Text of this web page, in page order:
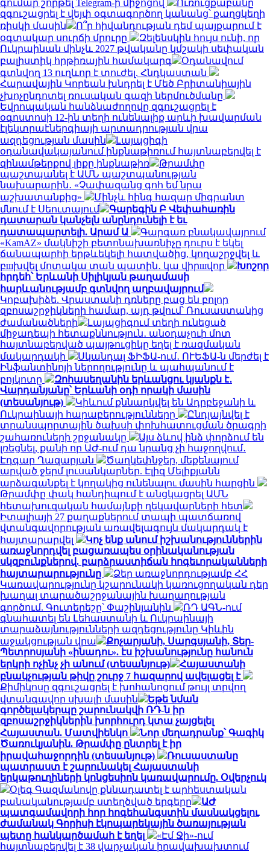
գումար շորթել Telegram-ի միջոցով
Ուռուցքաբանը
զգուշացրել է վեյփ օգտագործող կանանց՝ քաղցկեղի
ռիսկի մասին
Ո՞ր հիվանդության դեմ պայքարում է
օգտակար սուրճի մրուրը
Զելենսկին հույս ունի, որ
Ուկրաինան մինչև 2027 թվականը կմշակի սեփական
բալիստիկ հրթիռային համակարգ
Օդանավում
գտնվող 13 ուղևոր է տուժել. Հնդկաստան
Հարավային Կորեան խնդրել է Մեծ Բրիտանիային
չխոչընդոտել ռուսական գազի ներմուծմանը
Եվրոպական հանձնաժողովը զգուշացրել է
օգոստոսի 12-ին տեղի ունենալիք արևի խավարման
էլեկտրաէներգիայի արտադրության վրա
ազդեցության մասին
Լայպցիգի
օդանավակայանում ինքնաթիռում հայտնաբերվել է
զինամթերքով լիքը ինքնաթիռ
Թրամփը
պաշտպանել է ԱՄՆ պաշտպանության
նախարարին․ «Չափազանց գոհ եմ նրա
աշխատանքից»
Մինչև հինգ հազար միգրանտ
մնում է Սեուտայում
Գարեգին Բ Վեփահառին
դատարան կանչելն անընդունելի է եւ
դատապարտելի. Արամ Ա
Գարգառ բնակավայրում
«KamAZ» մակնիշի բետոնախառնիչը դուրս է եկել
ճանապարհի երթևեկելի հատվածից, կողաշրջվել և
բшխվել մոտակա տան պատին․ կա վիրшվոր
Խոշոր
հրդեհ՝ Երևանի Սիլիկյան թաղամասի
հարևանությամբ գտնվող աղբավայրում
Կոբախիձե. Վրաստանի դռները բաց են բոլոր
զբոսաշրջիկների համար, այդ թվում՝ Ռուսաստանից
ժամանածների
Լայպցիգում տեղի ունեցած
միջադեպի հետաքննություն․ անօդաչուի մոտ
հայտնաբերված պայթուցիկը եղել է ռազմական
մակարդակի
Սկանդալ ՖԻՖԱ-ում․ ՈՒԵՖԱ-ն մերժել է
Ինֆանտինոյի ներողությունը և պահպանում է
բոյկոտը
Զոհասեղանին երևանցու կյանքն է․
Վարդանյանը՝ Երևանի օդի որակի մասին
(տեսանյութ)
Կիևում քննարկվել են Ադրբեջանի և
Ուկրաինայի հարաբերությունները
Ընդլայնվել է
տրանսպորտային ծախսի փոխհատուցման ծրագրի
շահառուների շրջանակը
Այս ձևով ինձ փորձում են
լռեցնել, քանի որ ԱԺ-ում դա նրանց չի հաջողվում․
Էդգար Ղազարյան
Ծաղկեփնջեր, մեքենայում
արված ջերմ լուսանկարներ. Էլիզ Մելիքյանն
արձագանքել է կողակից ունենալու մասին հարցին
Թրամփը փակ հանդիպում է անցկացրել ԱՄՆ
հետախուզական համայնքի ղեկավարների հետ
Իտալիայի 27 քաղաքներում տապի պատճառով
վտանգավորության առավելագույն մակարդակ է
հայտարարվել
Կոչ ենք անում իշխանություններին
առաջնորդվել բացառապես օրինականության
սկզբունքներով. բարձրաստիճան հոգեւորականների
հայտարարությունը
Ձեր առաջնորդությամբ ՀՀ
Կառավարությունը կշարունակի կառուցողական դեր
խաղալ տարածաշրջանային խաղաղության
գործում. Գուտերեշը՝ Փաշինյանին
ՌԴ ԱԳՆ-ում
գնահատել են Լեհաստանի և Ուկրաինայի
տարաձայնությունների ազդեցությունը Կիևին
աջակցության վրա
Քոչարյանի, Սարգսյանի, Տեր-
Պետրոսյանի «ինադու». էս իշխանությունը հանուն
երկրի ոչինչ չի անում (տեսանյութ)
Հայաստանի
բնակչության թիվը շուրջ 7 հազարով ավելացել է
Քիմիկոսը զգուշացրել է խոհանոցում թույլ տրվող
վտանգավոր սխալի մասին
Եթե նման
գործելակերպը շարունակվի ՌԴ-ն իր
զբոսաշրջիկներին խորհուրդ կտա չայցելել
Հայաստան. Մատվիենկո
Նոր մեղադրանք՝ Գագիկ
Ծառուկյանին. Թրամփը ընտրել է իր
իրավահաջորդին (տեսանյութ)
Ռուսաստանը
պատրաստ է շարունակել Հայաստանի
երկաթուղիների կոնցեսիոն կառավարումը. Օվերչուկ
Օլեգ Գազմանովը քննադատել է արհեստական
բանականությամբ ստեղծված երգերը
ԱԺ
պատգամավորի հոր հոգեհանգստին մասնակցելու
ժամանակ Գորիսի էկոպարեկային ծառայության
պետը հանկարծամահ է եղել
«Էմ Ջի»-ում
հայտնաբերվել է 38 վարչական իրավախախտում